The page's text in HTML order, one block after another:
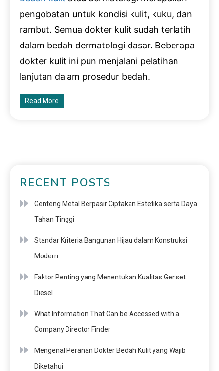
pengobatan untuk kondisi kulit, kuku, dan
rambut. Semua dokter kulit sudah terlatih
dalam bedah dermatologi dasar. Beberapa
dokter kulit ini pun menjalani pelatihan
lanjutan dalam prosedur bedah.
Read More
RECENT POSTS
Genteng Metal Berpasir Ciptakan Estetika serta Daya
Tahan Tinggi
Standar Kriteria Bangunan Hijau dalam Konstruksi
Modern
Faktor Penting yang Menentukan Kualitas Genset
Diesel
What Information That Can be Accessed with a
Company Director Finder
Mengenal Peranan Dokter Bedah Kulit yang Wajib
Diketahui